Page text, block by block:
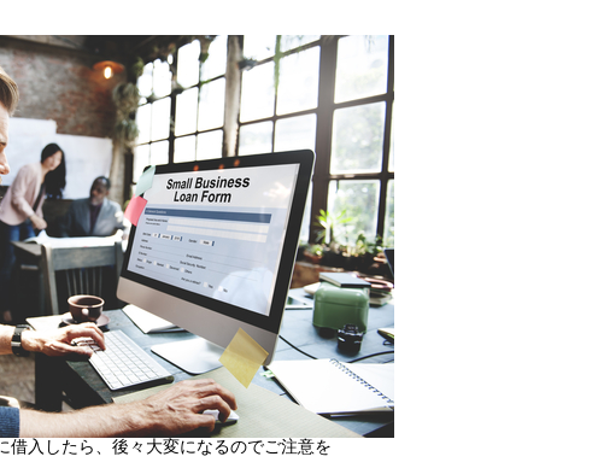
借入したら、後々大変になるのでご注意を